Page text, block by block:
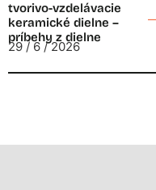
tvorivo-vzdelávacie
keramické dielne –
príbehy z dielne
29 / 6 / 2026